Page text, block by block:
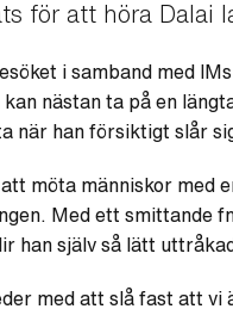
för att höra Dalai
i samband med
nästan ta på en
när han försiktigt slår
möta människor med
Med ett smittande
han själv så lätt
med att slå fast att vi